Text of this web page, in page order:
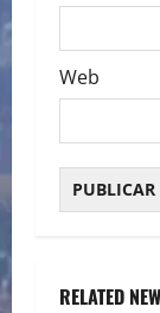
Web
RELATED